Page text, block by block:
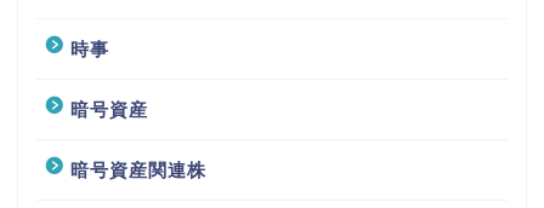
時事
暗号資産
暗号資産関連株